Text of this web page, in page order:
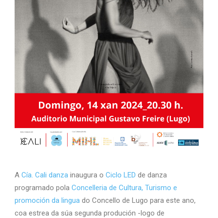
A Cía. Cali danza inaugura o Ciclo LED de danza
programado pola Concelleria de Cultura, Turismo e
promoción da lingua do Concello de Lugo para este ano,
coa estrea da súa segunda produción -logo de